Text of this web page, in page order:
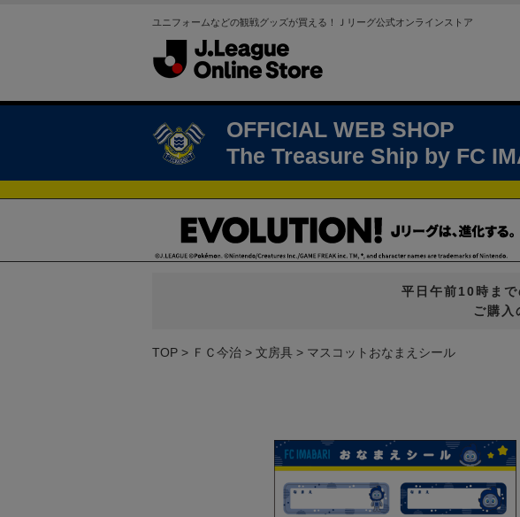
ユニフォームなどの観戦グッズが買える！Ｊリーグ公式オンラインストア
OFFICIAL WEB SHOP
The Treasure Ship by FC
平日午前10時まで
ご購入
TOP ＦＣ今治 文房具 マスコットおなまえシール